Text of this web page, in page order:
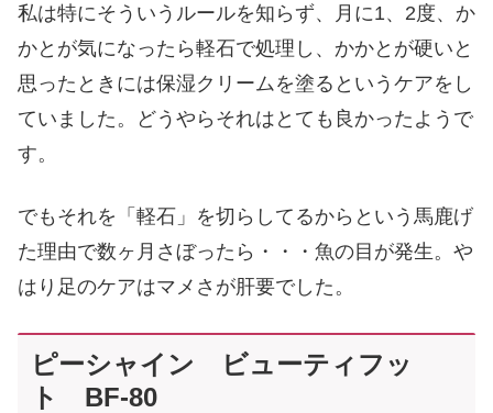
私は特にそういうルールを知らず、月に1、2度、か
かとが気になったら軽石で処理し、かかとが硬いと
思ったときには保湿クリームを塗るというケアをし
ていました。どうやらそれはとても良かったようで
す。
でもそれを「軽石」を切らしてるからという馬鹿げ
た理由で数ヶ月さぼったら・・・魚の目が発生。や
はり足のケアはマメさが肝要でした。
ピーシャイン ビューティフッ
ト BF-80